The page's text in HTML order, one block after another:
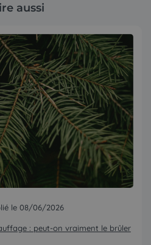
aussi
le 08/06/2026
: peut-on vraiment le brûler